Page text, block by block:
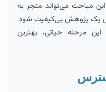
مباحث می‌تواند منجر به
یک پژوهش بی‌کیفیت شود.
مرحله حیاتی، بهترین